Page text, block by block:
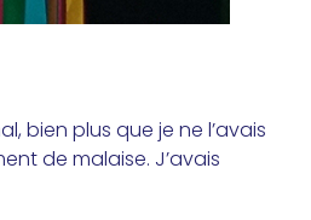
bien plus que je ne l’avais
de malaise. J’avais